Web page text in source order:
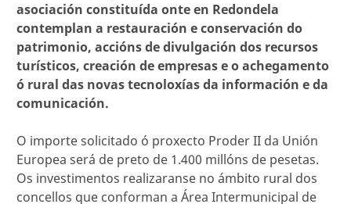
asociación constituída onte en Redondela
contemplan a restauración e conservación do
patrimonio, accións de divulgación dos recursos
turísticos, creación de empresas e o achegamento
ó rural das novas tecnoloxías da información e da
comunicación.
O importe solicitado ó proxecto Proder II da Unión
Europea será de preto de 1.400 millóns de pesetas.
Os investimentos realizaranse no ámbito rural dos
concellos que conforman a Área Intermunicipal de